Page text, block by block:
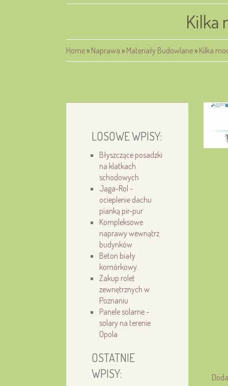
Kilka
Home» Naprawa » Materiały Budowlane» Kilka
LOSOWE WPISY:
Błyszczące posadzki
na klatkach
schodowych
Jaga-Rol -
ocieplenie dachu
pianką pir-pur
Kompleksowe
naprawy wewnątrz
budynków
Beton biały
komórkowy.
Zakup rolet
zewnętrz­nych w
Pozna­niu
Panele solarne -
solary na terenie
Opola
OSTATNIE
WPISY: